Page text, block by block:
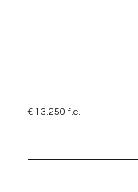
€ 13.250 f.c.